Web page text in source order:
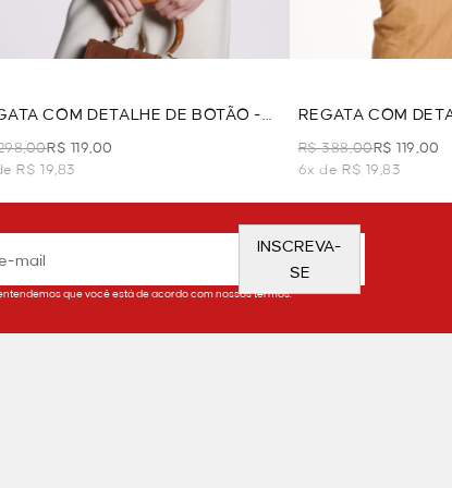
COM DETALHE DE BOTÃO -
R$ 119,00
R$ 19,83
REGATA COM
VERDE
R$ 388,00R$ 119,00
6x de R$ 19,83
INSCREVA-
SE
que você está de acordo com nossos termos.